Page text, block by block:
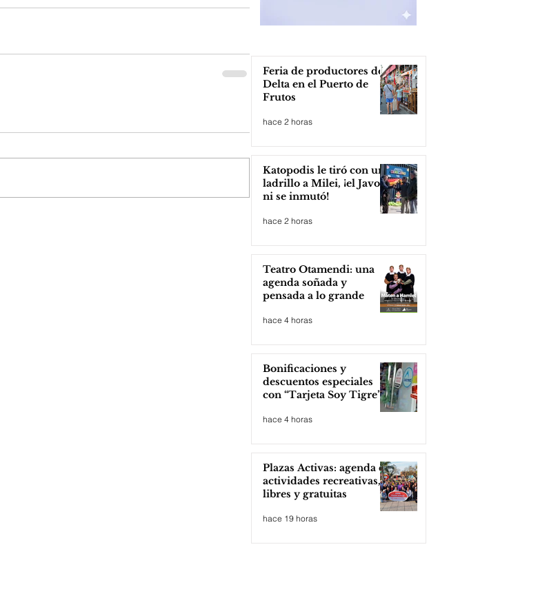
Feria de productores del
Delta en el Puerto de
Frutos
hace 2 horas
Katopodis le tiró con un
ladrillo a Milei, ¡el Javo
ni se inmutó!
hace 2 horas
Teatro Otamendi: una
agenda soñada y
pensada a lo grande
hace 4 horas
Bonificaciones y
descuentos especiales
con “Tarjeta Soy Tigre”
hace 4 horas
Plazas Activas: agenda de
actividades recreativas,
libres y gratuitas
hace 19 horas